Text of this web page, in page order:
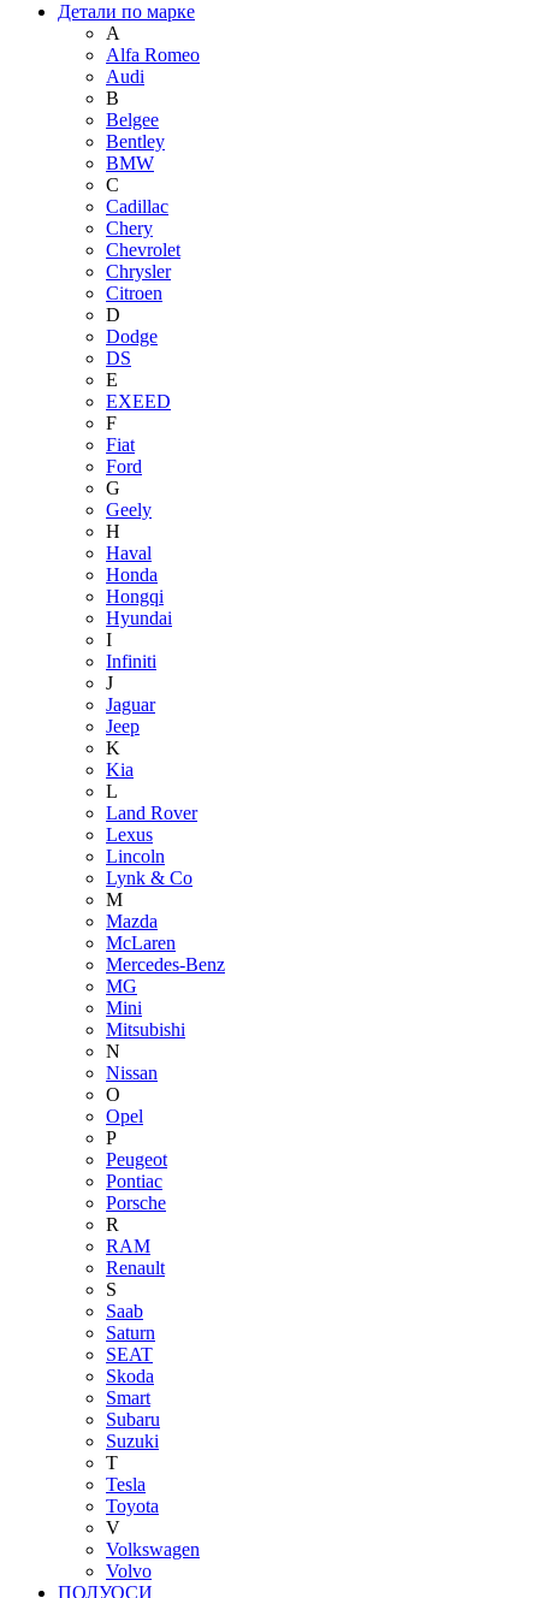
Детали по марке
A
Alfa Romeo
Audi
B
Belgee
Bentley
BMW
C
Cadillac
Chery
Chevrolet
Chrysler
Citroen
D
Dodge
DS
E
EXEED
F
Fiat
Ford
G
Geely
H
Haval
Honda
Hongqi
Hyundai
I
Infiniti
J
Jaguar
Jeep
K
Kia
L
Land Rover
Lexus
Lincoln
Lynk & Co
M
Mazda
McLaren
Mercedes-Benz
MG
Mini
Mitsubishi
N
Nissan
O
Opel
P
Peugeot
Pontiac
Porsche
R
RAM
Renault
S
Saab
Saturn
SEAT
Skoda
Smart
Subaru
Suzuki
T
Tesla
Toyota
V
Volkswagen
Volvo
ПОЛУОСИ